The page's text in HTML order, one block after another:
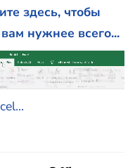
здесь, чтобы
нужнее всего...